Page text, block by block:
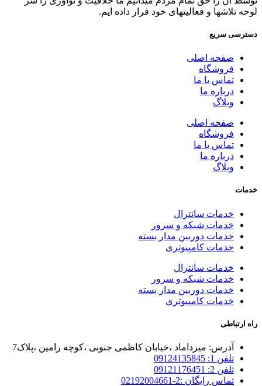
لوحه تلاشها و فعالیتهای خود قرار داده ایم.
دسترسی سریع
صفحه اصلی
فروشگاه
تماس با ما
درباره ما
وبلاگ
صفحه اصلی
فروشگاه
تماس با ما
درباره ما
وبلاگ
خدمات
خدمات سانترال
خدمات شبکه و سرور
خدمات دوربین مدار بسته
خدمات کامپیوتری
خدمات سانترال
خدمات شبکه و سرور
خدمات دوربین مدار بسته
خدمات کامپیوتری
راه ارتباطی
آدرس: میرداماد ،خیابان کاظمی جنوبی ،کوچه رامین ،پلاک7
تلفن 1: 09124135845
تلفن 2: 09121176451
تماس رایگان :2-02192004661